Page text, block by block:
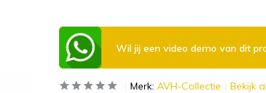
Wil jij een video demo van dit
Merk: AVH-Collectie Bekijk